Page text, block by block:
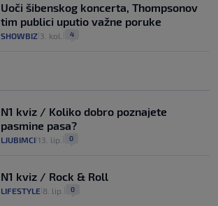
Uoči šibenskog koncerta, Thompsonov
tim publici uputio važne poruke
SHOWBIZ 3. kol. 4
N1 kviz / Koliko dobro poznajete
pasmine pasa?
LJUBIMCI 13. lip. 0
N1 kviz / Rock & Roll
LIFESTYLE 8. lip. 0